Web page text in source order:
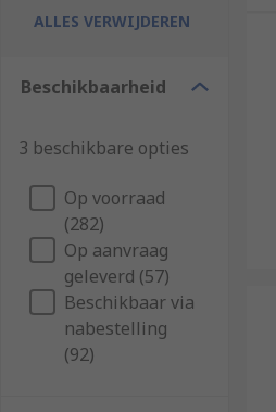
ALLES VERWIJDEREN
Beschikbaarheid
3 beschikbare opties
Op voorraad
(282)
Op aanvraag
geleverd (57)
Beschikbaar via
nabestelling
(92)